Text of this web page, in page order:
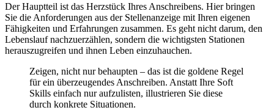
Der Hauptteil ist das Herzstück Ihres Anschreibens. Hier bringen
Sie die Anforderungen aus der Stellenanzeige mit Ihren eigenen
Fähigkeiten und Erfahrungen zusammen. Es geht nicht darum, den
Lebenslauf nachzuerzählen, sondern die wichtigsten Stationen
herauszugreifen und ihnen Leben einzuhauchen.
Zeigen, nicht nur behaupten – das ist die goldene Regel
für ein überzeugendes Anschreiben. Anstatt Ihre Soft
Skills einfach nur aufzulisten, illustrieren Sie diese
durch konkrete Situationen.